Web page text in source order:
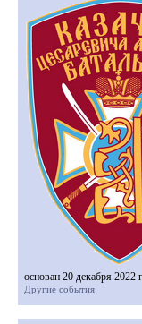
основан 20 декабря 2022
Другие события